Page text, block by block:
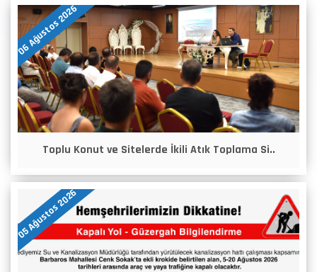
06 Ağustos 2026
Toplu Konut ve Sitelerde İkili Atık Toplama Si..
05 Ağustos 2026